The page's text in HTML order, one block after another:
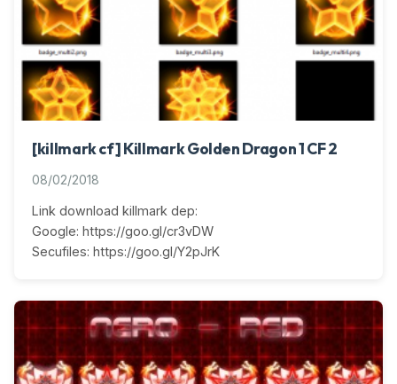
[killmark cf] Killmark Golden Dragon 1 CF 2
08/02/2018
Link download killmark dep:
Google: https://goo.gl/cr3vDW
Secufiles: https://goo.gl/Y2pJrK